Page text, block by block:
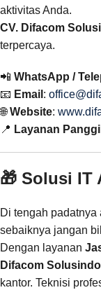
aktivitas Anda.
CV. Difacom
terpercaya.
📲 WhatsApp /
📧 Email :
🌐Website:
📍 Layanan
🎁 Solusi IT
Di tengah
sebaiknya jangan
Dengan layanan
Difacom Solusindo
kantor. Teknisi